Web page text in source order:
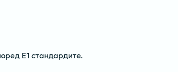
Е1 стандардите.